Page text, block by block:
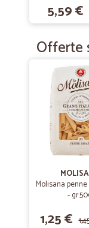
5,59 €
Offerte
Molisana
-
1,25 €